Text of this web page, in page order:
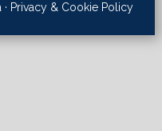
Privacy & Cookie Policy